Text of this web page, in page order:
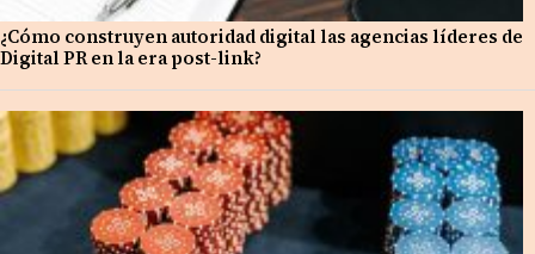
¿Cómo construyen autoridad digital las agencias líderes de
Digital PR en la era post-link?